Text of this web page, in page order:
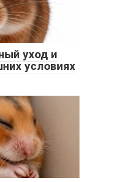
уход и
условиях